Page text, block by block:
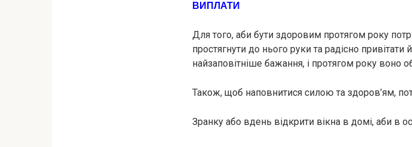
ВИПЛАТИ
Для того, аби бути здоровим протягом року
простягнути до нього руки та радісно
найзаповітніше бажання, і протягом року воно
Також, щоб наповнитися силою та здоров’ям,
Зранку або вдень відкрити вікна в домі, аби в